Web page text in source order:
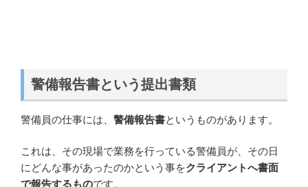
警備報告書という提出書類
警備員の仕事には、 警備報告書というものがあります。
これは、その現場で業務を行っている警備員が、その日
にどんな事があったのかという事をクライアントへ書面
で報告するものです。